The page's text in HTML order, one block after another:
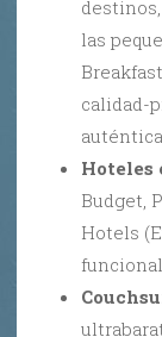
las
calidad-
Hoteles
Budget,
Hotels